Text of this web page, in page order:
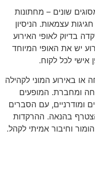
שונים – מחתונות
עצמאות. הניסיון
בדיוק לאופי האירוע
יש את האופי המיוחד
אישי לכל לקוח.
או באירוע המוני לקהילה
ומחברת. המופעים
ומודרניים, עם הסברים
בהנאה. ההרקדות
וחיבור אמיתי לקהל.